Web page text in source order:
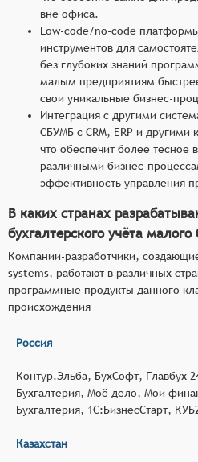
вне офиса.
Low-code/no-code
инструментов для
без глубоких знаний
малым предприятиям
свои уникальные бизнес-
Интеграция с другими
СБУМБ с CRM, ERP и
что обеспечит более тесное
различными бизнес-
эффективность управления
В каких странах
бухгалтерского учёта малого
Компании-разработчики,
systems, работают в различных
программные продукты данного
происхождения
Россия
Контур.Эльба, БухСофт, Главбух
Бухгалтерия, Моё дело, Мои
Бухгалтерия, 1С:БизнесСтарт,
Казахстан